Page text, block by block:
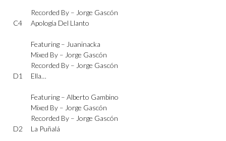
Recorded By – Jorge Gascón
C4
Apología Del Llanto
Featuring – Juaninacka
Mixed By – Jorge Gascón
Recorded By – Jorge Gascón
D1
Ella…
Featuring –Alberto Gambino
Mixed By – Jorge Gascón
Recorded By – Jorge Gascón
D2
La Puñalá